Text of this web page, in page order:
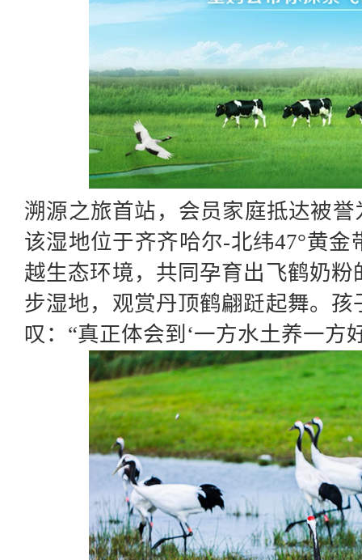
溯源之旅首站，会员家庭抵达被誉
该湿地位于齐齐哈尔-北纬47°黄
越生态环境， 共同孕育出飞鹤奶粉
步湿地，观赏丹顶鹤翩跹起舞。
叹： “真正体会到‘一方水土养一方